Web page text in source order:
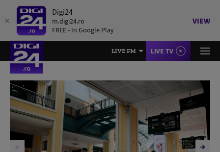
Digi24
m.digi24.ro
FREE - In Google Play
VIEW
LIVE FM LIVE TV